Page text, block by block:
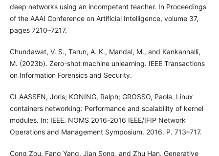
deep networks using an incompetent teacher. In Proceedings
of the AAAI Conference on Artificial Intelligence, volume 37,
pages 7210–7217.
Chundawat, V. S., Tarun, A. K., Mandal, M., and Kankanhalli,
M. (2023b). Zero-shot machine unlearning. IEEE Transactions
on Information Forensics and Security.
CLAASSEN, Joris; KONING, Ralph; GROSSO, Paola. Linux
containers networking: Performance and scalability of kernel
modules. In: IEEE. NOMS 2016-2016 IEEE/IFIP Network
Operations and Management Symposium. 2016. P. 713–717.
Cong Zou, Fang Yang, Jian Song, and Zhu Han. Generative